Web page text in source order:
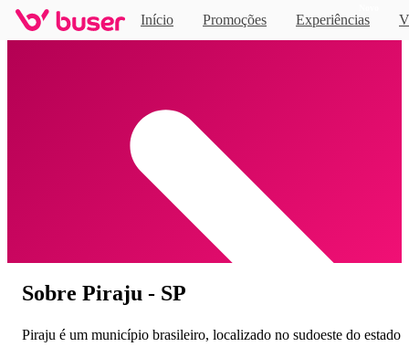
Início Promoções Experiências
Home
Sobre Piraju - SP
Piraju é um município brasileiro, localizado no sudoeste do estado